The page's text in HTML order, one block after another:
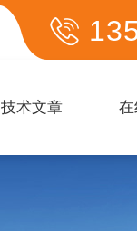
技术文章